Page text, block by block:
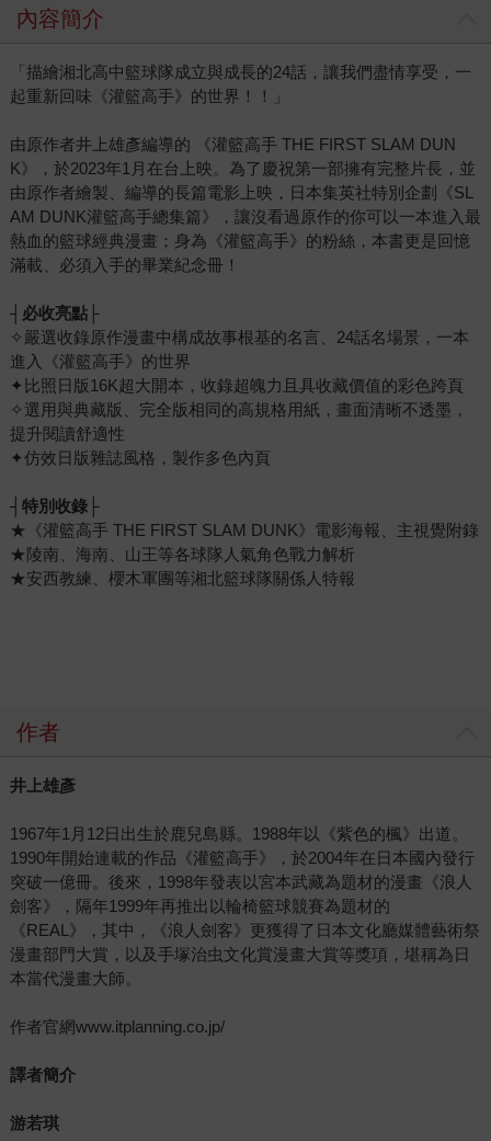
內容簡介
「描繪湘北高中籃球隊成立與成長的24話，讓我們盡情享受，一
起重新回味《灌籃高手》的世界！！」
由原作者井上雄彥編導的 《灌籃高手 THE FIRST SLAM DUN
K》，於2023年1月在台上映。為了慶祝第一部擁有完整片長，並
由原作者繪製、編導的長篇電影上映，日本集英社特別企劃《SL
AM DUNK灌籃高手總集篇》，讓沒看過原作的你可以一本進入最
熱血的籃球經典漫畫；身為《灌籃高手》的粉絲，本書更是回憶
滿載、必須入手的畢業紀念冊！
┤ 必收亮點├
✧嚴選收錄原作漫畫中構成故事根基的名言、24話名場景，一本
進入《灌籃高手》的世界
✦比照日版16K超大開本，收錄超魄力且具收藏價值的彩色跨頁
✧選用與典藏版、完全版相同的高規格用紙，畫面清晰不透墨，
提升閱讀舒適性
✦仿效日版雜誌風格，製作多色內頁
┤ 特別收錄├
★《灌籃高手 THE FIRST SLAM DUNK》電影海報、主視覺附錄
★陵南、海南、山王等各球隊人氣角色戰力解析
★安西教練、櫻木軍團等湘北籃球隊關係人特報
作者
井上雄彥
1967年1月12日出生於鹿兒島縣。1988年以《紫色的楓》出道。
1990年開始連載的作品《灌籃高手》，於2004年在日本國內發行
突破一億冊。後來，1998年發表以宮本武藏為題材的漫畫《浪人
劍客》，隔年1999年再推出以輪椅籃球競賽為題材的
《REAL》，其中，《浪人劍客》更獲得了日本文化廳媒體藝術祭
漫畫部門大賞，以及手塚治虫文化賞漫畫大賞等獎項，堪稱為日
本當代漫畫大師。
作者官網www.itplanning.co.jp/
譯者簡介
游若琪